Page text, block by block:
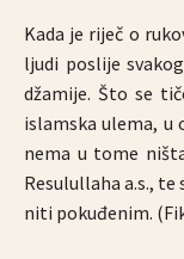
Kada je riječ o
ljudi poslije
džamije. Što se
islamska ulema,
nema u tome
Resulullaha a.s.,
niti pokuđenim.